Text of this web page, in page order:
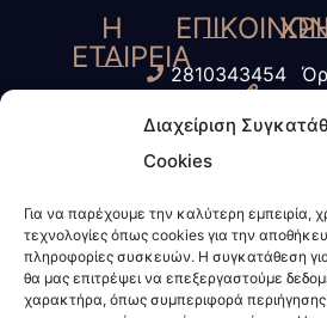
Διαχείριση
Cookies
Για να παρέχουμε την καλύτερη εμπειρία,
τεχνολογίες όπως cookies για την
πληροφορίες συσκευών. Η συγκατάθεση
θα μας επιτρέψει να επεξεργαστούμε
χαρακτήρα, όπως συμπεριφορά περιήγησης
Η
ΕΤΑΙΡΕΙΑ
Κοκοσάλης
Παπαδάκη
&
Συνεργάτες
2810343454
www.kokosalis.gr